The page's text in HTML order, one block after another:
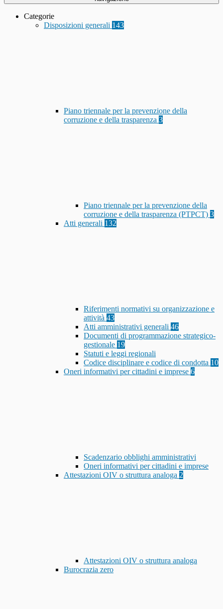
Categorie
Disposizioni generali 143
Piano triennale per la prevenzione della
corruzione e della trasparenza 3
Piano triennale per la prevenzione della
corruzione e della trasparenza (PTPCT) 3
Atti generali 132
Riferimenti normativi su organizzazione e
attività 43
Atti amministrativi generali 46
Documenti di programmazione strategico-
gestionale 19
Statuti e leggi regionali
Codice disciplinare e codice di condotta 10
Oneri informativi per cittadini e imprese 6
Scadenzario obblighi amministrativi
Oneri informativi per cittadini e imprese
Attestazioni OIV o struttura analoga 2
Attestazioni OIV o struttura analoga
Burocrazia zero